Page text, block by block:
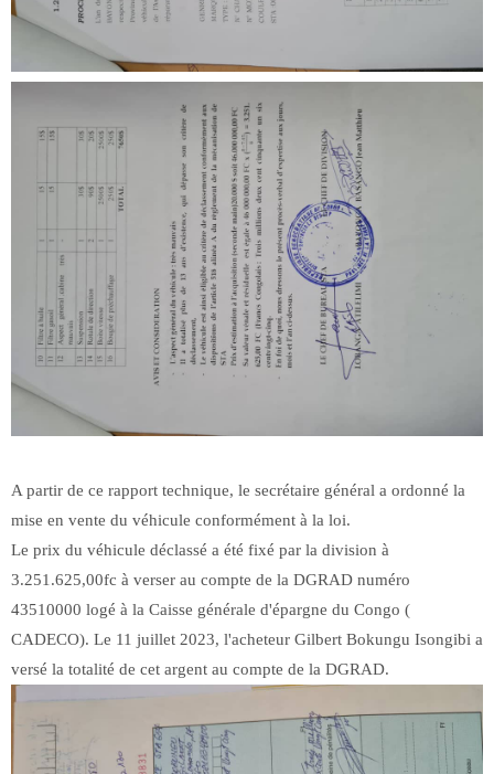
A partir de ce rapport technique, le secrétaire général a ordonné la
mise en vente du véhicule conformément à la loi.
Le prix du véhicule déclassé a été fixé par la division à
3.251.625,00fc à verser au compte de la DGRAD numéro
43510000 logé à la Caisse générale d'épargne du Congo (
CADECO). Le 11 juillet 2023, l'acheteur Gilbert Bokungu Isongibi a
versé la totalité de cet argent au compte de la DGRAD.